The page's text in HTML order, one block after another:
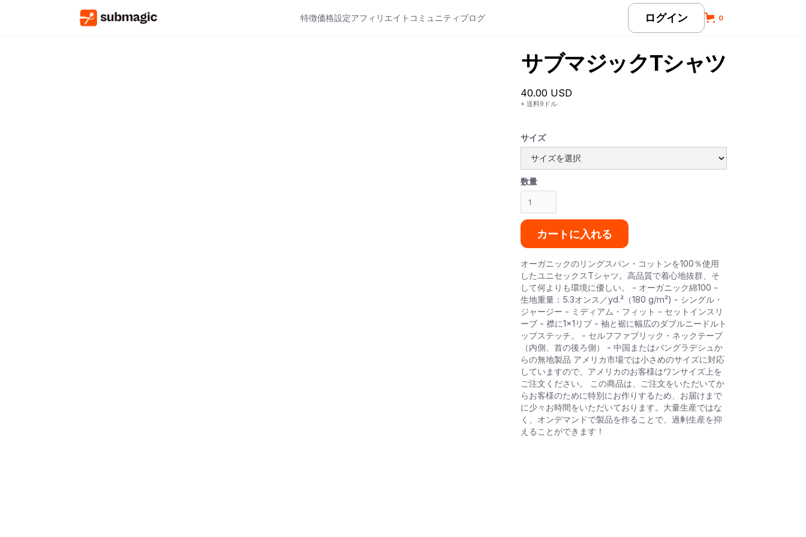
特徴価格設定アフィリエイト コミュニティ ブログ ログイン 0
サブマジックTシャツ
40.00 USD
+ 送料9ドル
サイズ
数量
オーガニックのリングスパン・コットンを100％使用
したユニセックスTシャツ。高品質で着心地抜群、そ
して何よりも環境に優しい。 - オーガニック綿100 -
生地重量：5.3オンス／yd.²（180 g/m²) - シングル・
ジャージー - ミディアム・フィット - セットインスリ
ーブ - 襟に1×1リブ - 袖と裾に幅広のダブルニードルト
ップステッチ。 - セルフファブリック・ネックテープ
（内側、首の後ろ側） - 中国またはバングラデシュか
らの無地製品 アメリカ市場では小さめのサイズに対応
していますので、アメリカのお客様はワンサイズ上を
ご注文ください。 この商品は、ご注文をいただいてか
らお客様のために特別にお作りするため、お届けまで
に少々お時間をいただいております。大量生産ではな
く、オンデマンドで製品を作ることで、過剰生産を抑
えることができます！